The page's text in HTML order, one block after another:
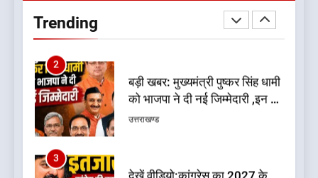
Trending
को भाजपा ने दी नई जिम्मेदारी ,इन पूर्व
मुख्यमंत्री को भी मिली जिम्मेदारी
3
देखें वीडियो:कांग्रेस का 2027 के
चुनाव जीतने पर फोकस पूरा, लेकिन
संगठन अभी भी अधूरा, कार्यकारिणी
उत्तराखण्ड
4